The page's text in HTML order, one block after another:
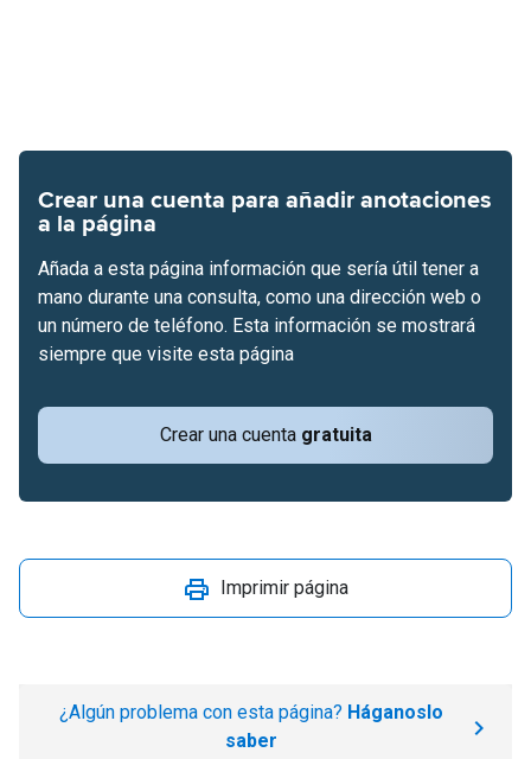
Crear una cuenta para añadir anotaciones
a la página
Crear una cuenta gratuita
Añada a esta página información que sería útil tener a
mano durante una consulta, como una dirección web o
un número de teléfono. Esta información se mostrará
siempre que visite esta página
Imprimir página
¿Algún problema con esta página? Háganoslo
saber